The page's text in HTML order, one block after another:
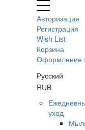
Авторизация
Регистрация
Wish List
Корзина
Оформление
Русский
RUB
уход